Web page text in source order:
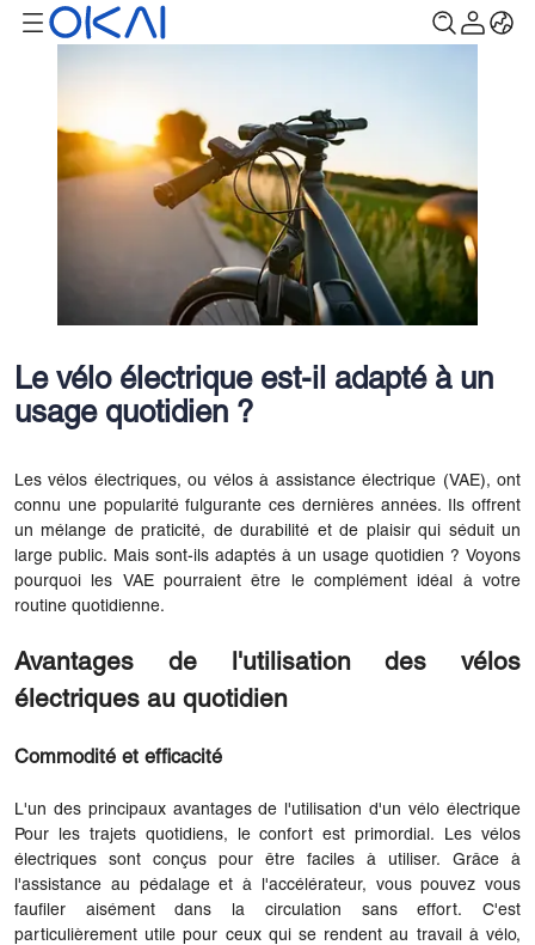
Le vélo électrique est-il adapté à un
usage quotidien ?
Les vélos électriques, ou vélos à assistance électrique (VAE), ont
connu une popularité fulgurante ces dernières années. Ils offrent
un mélange de praticité, de durabilité et de plaisir qui séduit un
large public. Mais sont-ils adaptés à un usage quotidien ? Voyons
pourquoi les VAE pourraient être le complément idéal à votre
routine quotidienne.
Avantages de l'utilisation des vélos
électriques au quotidien
Commodité et efficacité
L'un des principaux avantages de l'utilisation d'un vélo électrique
Pour les trajets quotidiens, le confort est primordial. Les vélos
électriques sont conçus pour être faciles à utiliser. Grâce à
l'assistance au pédalage et à l'accélérateur, vous pouvez vous
faufiler aisément dans la circulation sans effort. C'est
particulièrement utile pour ceux qui se rendent au travail à vélo,